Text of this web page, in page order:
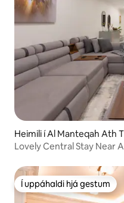
Heimili í Al Manteqah Ath
Lovely Central Stay Near
Í uppáhaldi hjá gestum
Í uppáhaldi hjá gestum